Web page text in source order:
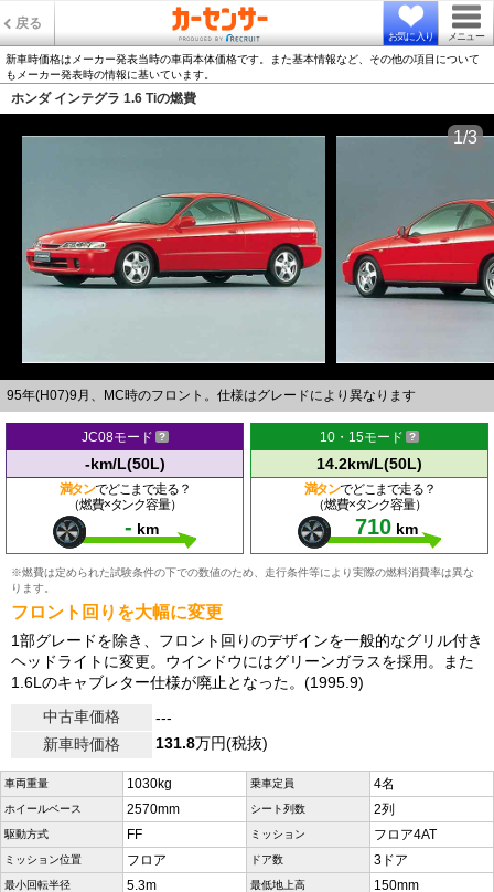
戻る
お気に入り メニュー
新車時価格はメーカー発表当時の車両本体価格です。また基本情報など、その他の項目について
もメーカー発表時の情報に基いています。
ホンダ インテグラ 1.6 Tiの燃費
95年(H07)9月、MC時のフロント。仕様はグレードにより異なります
1/3
JC08モード
-km/L(50L)
満タンでどこまで走る？
（燃費×タンク容量）
- km
10・15モード
14.2km/L(50L)
満タンでどこまで走る？
（燃費×タンク容量）
710 km
※燃費は定められた試験条件の下での数値のため、走行条件等により実際の燃料消費率は異な
ります。
フロント回りを大幅に変更
1部グレードを除き、フロント回りのデザインを一般的なグリル付き
ヘッドライトに変更。ウインドウにはグリーンガラスを採用。また
1.6Lのキャブレター仕様が廃止となった。(1995.9)
中古車価格
---
新車時価格
131.8万円(税抜)
車両重量 1030kg 乗車定員 4名
ホイールベース 2570mm シート列数 2列
駆動方式 FF ミッション フロア4AT
ミッション位置 フロア ドア数 3ドア
最小回転半径 5.3m 最低地上高 150mm